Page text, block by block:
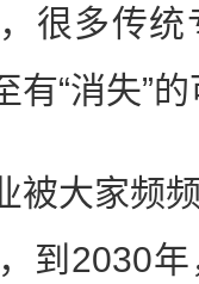
很多传
有“消失”
大家频频
到2030